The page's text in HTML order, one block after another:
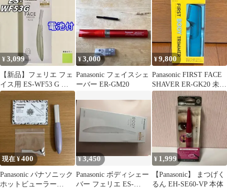
¥3,099
【新品】フェリエ フェ
イス用 ES-WF53 G グ
リーン パナソニック 電
池付
¥3,000
Panasonic フェイスシェ
ーバー ER-GM20
¥9,800
Panasonic FIRST FACE
SHAVER ER-GK20 未開
封
現在 ¥400
Panasonic パナソニック
ホットビューラー
¥3,450
Panasonic ボディシェー
バー フェリエ ES-
¥ 1,999
【Panasonic】 まつげく
るん EH-SE60-VP 本体